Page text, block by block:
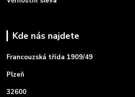
Kde nás najdete
Francouzská třída 1909/49
Plzeň
32600